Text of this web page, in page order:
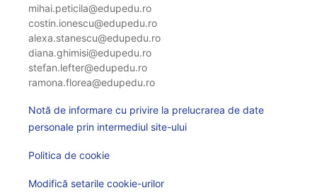
mihai.peticila@edupedu.ro
costin.ionescu@edupedu.ro
alexa.stanescu@edupedu.ro
diana.ghimisi@edupedu.ro
stefan.lefter@edupedu.ro
ramona.florea@edupedu.ro
Notă de informare cu privire la prelucrarea de date
personale prin intermediul site-ului
Politica de cookie
Modifică setarile cookie-urilor